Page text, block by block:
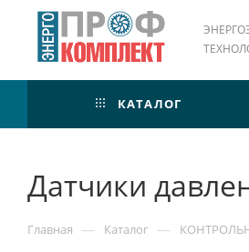
КАТАЛОГ
Датчики
Главная — Каталог —